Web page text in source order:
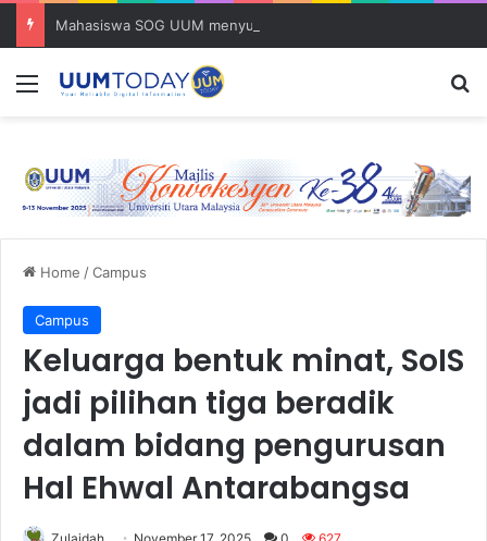
Menu
Home /Campus
Campus
Keluarga bentuk minat, SoIS
jadi pilihan tiga beradik
dalam bidang pengurusan
Hal Ehwal Antarabangsa